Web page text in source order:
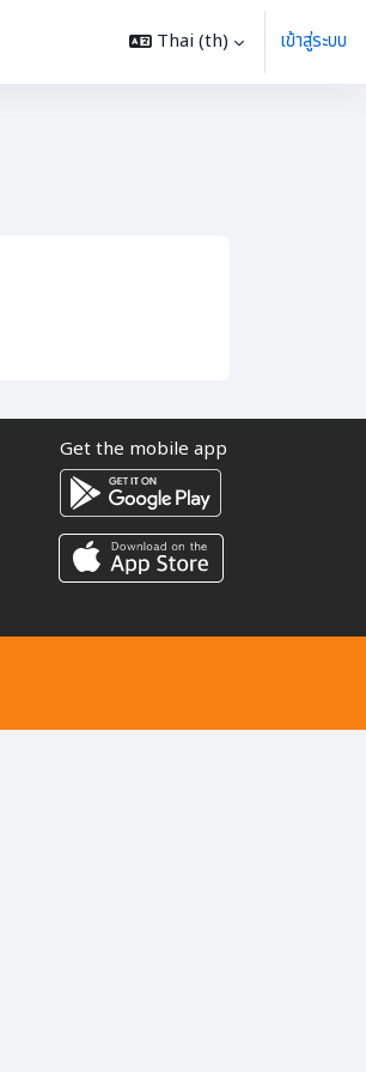
Thai ‎(th)‎ เข้าสู่ระบบ
Get the mobile app